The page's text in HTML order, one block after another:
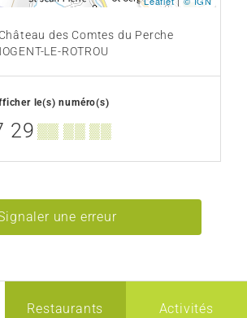
des Comtes du Perche
LE-ROTROU
le(s) numéro(s)
29 ▒▒ ▒▒ ▒▒
une erreur
Restaurants Activités